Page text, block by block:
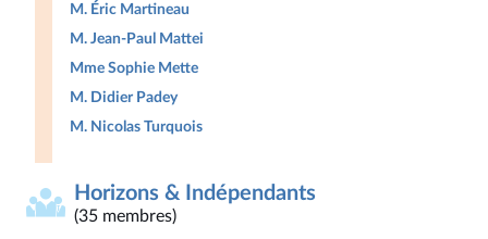
M. Éric Martineau
M. Jean-Paul Mattei
Mme Sophie Mette
M. Didier Padey
M. Nicolas Turquois
Horizons & Indépendants
(35 membres)